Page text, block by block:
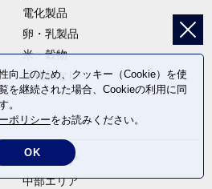
電化製品
卵・乳製品
米・穀物
返礼品なし
東北エリア
中部エリア
向上のため、クッキー（Cookie）を使
を継続された場合、Cookieの利用に同
。
ポリシーをお読みください。
OK